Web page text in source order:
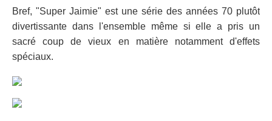
Bref, "Super Jaimie" est une série des années 70 plutôt
divertissante dans l'ensemble même si elle a pris un
sacré coup de vieux en matière notamment d'effets
spéciaux.